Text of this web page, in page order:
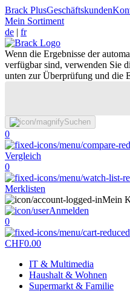
Brack PlusGeschäftskunden
Mein Sortiment
de | fr
Wenn die Ergebnisse der
verfügbar sind, verwenden Sie
unten zur Überprüfung und die
Suchen
0
Vergleich
0
Merklisten
Mein
Anmelden
0
CHF0.00
IT & Multimedia
Haushalt & Wohnen
Supermarkt & Familie